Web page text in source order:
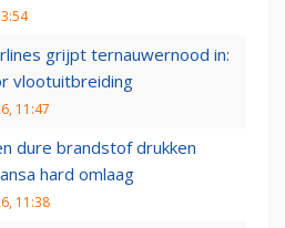
grijpt ternauwernood in:
vlootuitbreiding
11:47
dure brandstof drukken
hard omlaag
11:38